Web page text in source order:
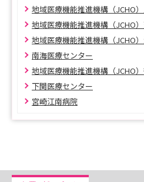
地域医療機能推進機構（JCHO
地域医療機能推進機構（JCHO
地域医療機能推進機構（JCHO
南海医療センター
地域医療機能推進機構（JCHO
下関医療センター
宮崎江南病院